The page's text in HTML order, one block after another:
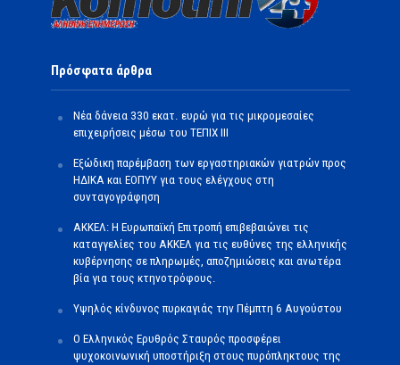
Πρόσφατα άρθρα
Νέα δάνεια 330 εκατ. ευρώ για τις μικρομεσαίες
επιχειρήσεις μέσω του ΤΕΠΙΧ ΙΙΙ
Εξώδικη παρέμβαση των εργαστηριακών γιατρών προς
ΗΔΙΚΑ και ΕΟΠΥΥ για τους ελέγχους στη
συνταγογράφηση
ΑΚΚΕΛ: Η Ευρωπαϊκή Επιτροπή επιβεβαιώνει τις
καταγγελίες του ΑΚΚΕΛ για τις ευθύνες της ελληνικής
κυβέρνησης σε πληρωμές, αποζημιώσεις και ανωτέρα
βία για τους κτηνοτρόφους.
Υψηλός κίνδυνος πυρκαγιάς την Πέμπτη 6 Αυγούστου
Ο Ελληνικός Ερυθρός Σταυρός προσφέρει
ψυχοκοινωνική υποστήριξη στους πυρόπληκτους της